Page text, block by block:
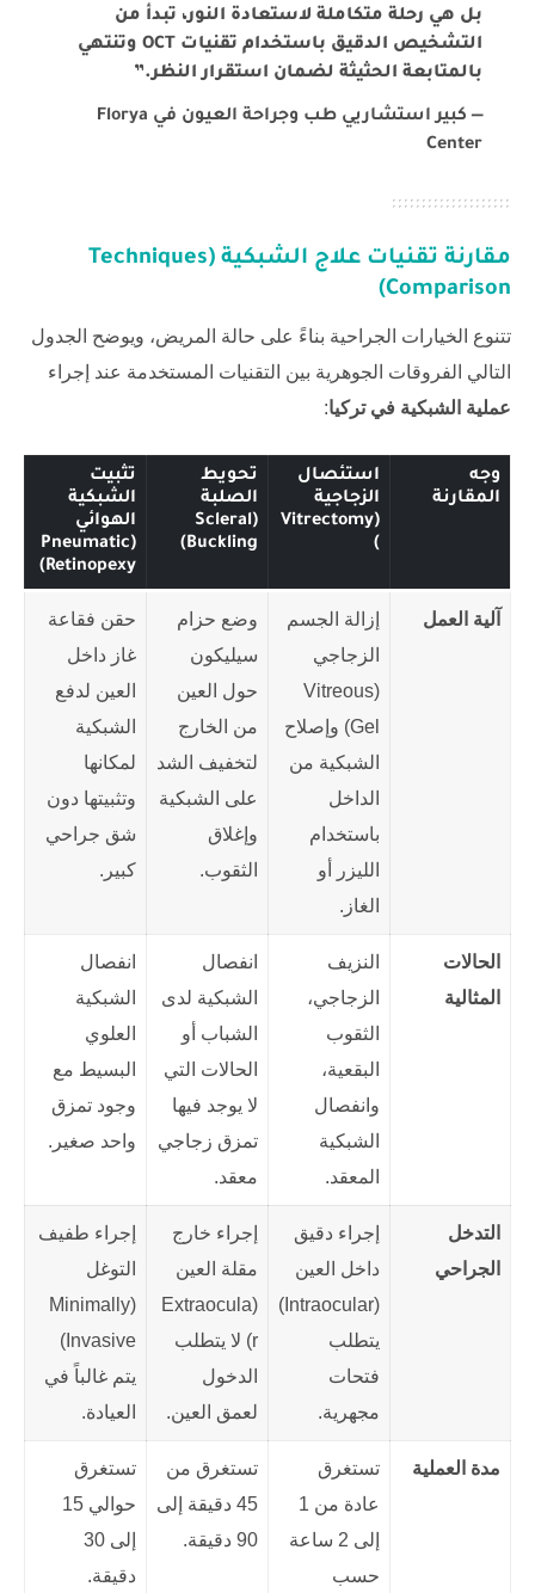
بل هي رحلة متكاملة لاستعادة النور، تبدأ من
التشخيص الدقيق باستخدام تقنيات OCT وتنتهي
بالمتابعة الحثيثة لضمان استقرار النظر.”
—
كبير استشاريي طب وجراحة العيون في Florya
Center
مقارنة تقنيات علاج الشبكية (Techniques
Comparison)
تتنوع الخيارات الجراحية بناءً على حالة المريض، ويوضح الجدول
التالي الفروقات الجوهرية بين التقنيات المستخدمة عند إجراء
عملية الشبكية في تركيا:
وجه
المقارنة
استئصال
الزجاجية
(Vitrectomy
)
تحويط
الصلبة
(Scleral
Buckling)
تثبيت
الشبكية
الهوائي
(Pneumatic
Retinopexy)
آلية العمل
إزالة الجسم
الزجاجي
(Vitreous
Gel) وإصلاح
الشبكية من
الداخل
باستخدام
الليزر أو
الغاز.
وضع حزام
سيليكون
حول العين
من الخارج
لتخفيف الشد
على الشبكية
وإغلاق
الثقوب.
حقن فقاعة
غاز داخل
العين لدفع
الشبكية
لمكانها
وتثبيتها دون
شق جراحي
كبير.
الحالات
المثالية
النزيف
الزجاجي،
الثقوب
البقعية،
وانفصال
الشبكية
المعقد.
انفصال
الشبكية لدى
الشباب أو
الحالات التي
لا يوجد فيها
تمزق زجاجي
معقد.
انفصال
الشبكية
العلوي
البسيط مع
وجود تمزق
واحد صغير.
التدخل
الجراحي
إجراء دقيق
داخل العين
(Intraocular)
يتطلب
فتحات
مجهرية.
إجراء خارج
مقلة العين
(Extraocula
r) لا يتطلب
الدخول
لعمق العين.
إجراء طفيف
التوغل
(Minimally
Invasive)
يتم غالباً في
العيادة.
مدة العملية
تستغرق
عادة من 1
إلى 2 ساعة
حسب
تستغرق من
45 دقيقة إلى
90 دقيقة.
تستغرق
حوالي 15
إلى 30
دقيقة.